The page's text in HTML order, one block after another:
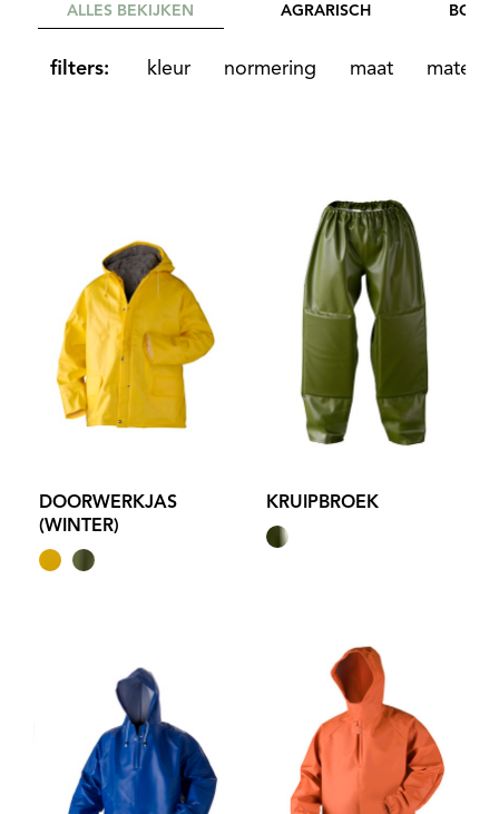
ALLES BEKIJKEN AGRARISCH
filters: kleur normering maat
DOORWERKJAS
(WINTER)
KRUIPBROEK